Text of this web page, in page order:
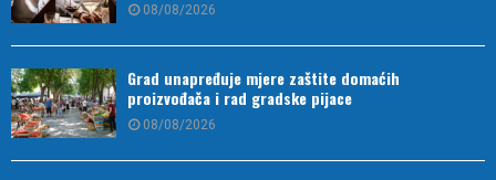
08/08/2026
Grad unapređuje mjere zaštite domaćih
proizvođača i rad gradske pijace
08/08/2026